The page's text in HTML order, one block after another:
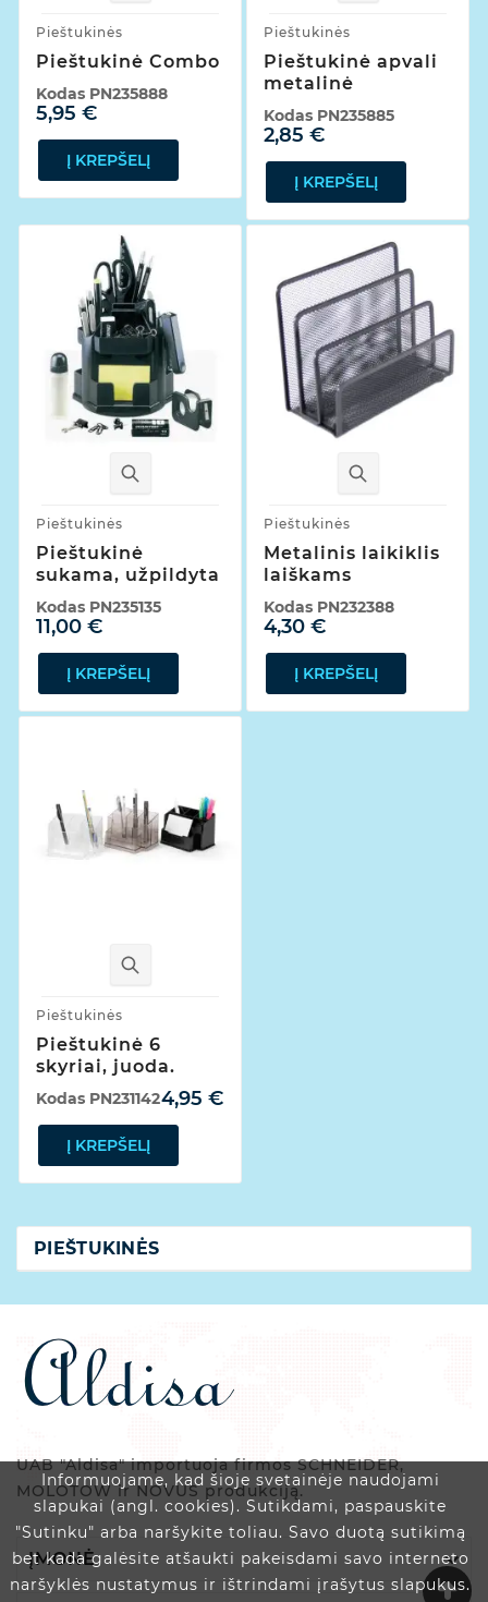
Informuojame, kad šioje svetainėje naudojami
slapukai (angl. cookies). Sutikdami, paspauskite
"Sutinku" arba naršykite toliau. Savo duotą sutikimą
bet kada galėsite atšaukti pakeisdami savo interneto
naršyklės nustatymus ir ištrindami įrašytus slapukus.
Pieštukinės
Pieštukinė Combo
5,95 €
Kodas PN235888
Į KREPŠELĮ
Pieštukinės
Pieštukinė apvali
metalinė
2,85 €
Kodas PN235885
Į KREPŠELĮ
Pieštukinės
Pieštukinė
sukama, užpildyta
11,00 €
Kodas PN235135
Į KREPŠELĮ
Pieštukinės
Metalinis laikiklis
laiškams
4,30 €
Kodas PN232388
Į KREPŠELĮ
Pieštukinės
Pieštukinė 6
skyriai, juoda.
4,95 €
Kodas PN231142
Į KREPŠELĮ
PIEŠTUKINĖS
UAB "Aldisa" importuoja firmos SCHNEIDER,
MOLOTOW ir NOVUS produkciją.
ĮMONĖ 